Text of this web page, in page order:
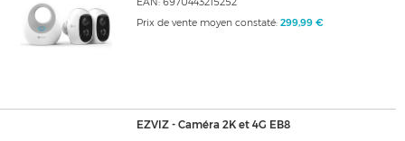
EAN: 6970443215252
Prix de vente moyen constaté: 299,99 €
EZVIZ - Caméra 2K et 4G EB8